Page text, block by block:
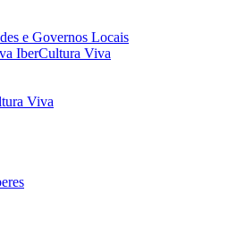
e Governos Locais
IberCultura Viva
Viva